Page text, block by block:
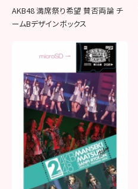
AKB48 満席祭り希望 賛否両論 チ
ームBデザインボックス